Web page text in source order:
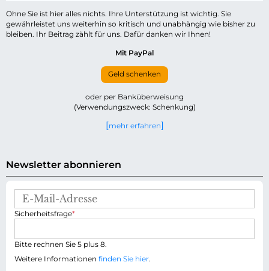
Ohne Sie ist hier alles nichts. Ihre Unterstützung ist wichtig. Sie
gewährleistet uns weiterhin so kritisch und unabhängig wie bisher zu
bleiben. Ihr Beitrag zählt für uns. Dafür danken wir Ihnen!
Mit PayPal
Geld schenken
oder per Banküberweisung
(Verwendungszweck: Schenkung)
mehr erfahren
Newsletter abonnieren
M
l
-
P
i
h
Sicherheitsfrage*
Bitte rechnen Sie 5 plus 8.
Weitere Informationen finden Sie hier.